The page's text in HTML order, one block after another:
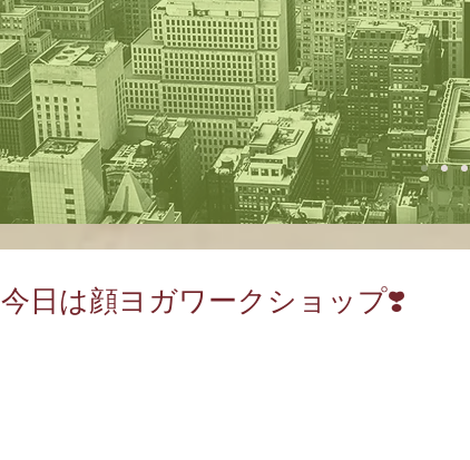
今日は顔ヨガワークショップ❣️